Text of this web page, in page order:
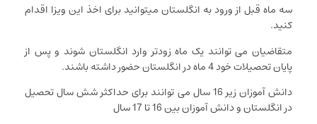
سه ماه قبل از ورود به انگلستان میتوانید برای اخذ این ویزا اقدام
کنید.
متقاضیان می توانند یک ماه زودتر وارد انگلستان شوند و پس از
پایان تحصیلات خود 4 ماه در انگلستان حضور داشته باشند.
دانش آموزان زیر 16 سال می توانند برای حداکثر شش سال تحصیل
در انگلستان و دانش آموزان بین 16 تا 17 سال